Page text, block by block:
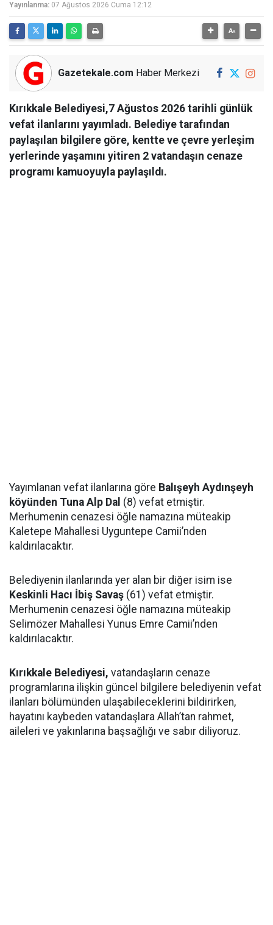
Yayınlanma: 07 Ağustos 2026 Cuma 12:12
Gazetekale.com Haber Merkezi
Kırıkkale Belediyesi,7 Ağustos 2026 tarihli günlük
vefat ilanlarını yayımladı. Belediye tarafından
paylaşılan bilgilere göre, kentte ve çevre yerleşim
yerlerinde yaşamını yitiren 2 vatandaşın cenaze
programı kamuoyuyla paylaşıldı.
Yayımlanan vefat ilanlarına göre Balışeyh Aydınşeyh
köyünden Tuna Alp Dal (8) vefat etmiştir.
Merhumenin cenazesi öğle namazına müteakip
Kaletepe Mahallesi Uyguntepe Camii’nden
kaldırılacaktır.
Belediyenin ilanlarında yer alan bir diğer isim ise
Keskinli Hacı İbiş Savaş (61) vefat etmiştir.
Merhumenin cenazesi öğle namazına müteakip
Selimözer Mahallesi Yunus Emre Camii’nden
kaldırılacaktır.
Kırıkkale Belediyesi, vatandaşların cenaze
programlarına ilişkin güncel bilgilere belediyenin vefat
ilanları bölümünden ulaşabileceklerini bildirirken,
hayatını kaybeden vatandaşlara Allah’tan rahmet,
aileleri ve yakınlarına başsağlığı ve sabır diliyoruz.